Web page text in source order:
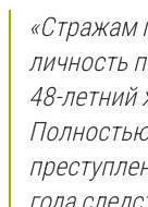
«Стражам
личность
48-летний